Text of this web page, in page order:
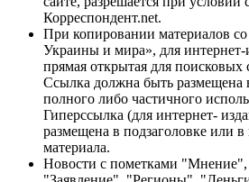
Корреспондент.net.
При копировании материалов
Украины и мира», для интернет-
прямая открытая для поисковых
Ссылка должна быть размещена
полного либо частичного
Гиперссылка (для интернет-
размещена в подзаголовке или в
материала.
Новости с пометками "Мнение",